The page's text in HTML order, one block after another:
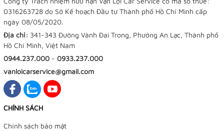
0316263728 do Sở Kế hoạch Đầu tư Thành phố Hồ Chí Minh cấp
ngày 08/05/2020.
Địa chỉ: 341-343 Đường Vành Đai Trong, Phường An Lạc, Thành phố
Hồ Chí Minh, Việt Nam
0944.237.000 - 0933.237.000
vanloicarservice@gmail.com
CHÍNH SÁCH
Chính sách bảo mật